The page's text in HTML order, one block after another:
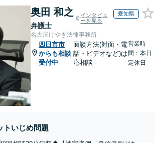
奥田 和之
弁護士
インタビュ
ーを見る
愛知県
名古屋けやき法律事務所
四日市市
からも相談
受付中
面談方法(対面・電
話・ビデオなど)は
応相談
営業時
間：本日
定休日
トいじめ問題